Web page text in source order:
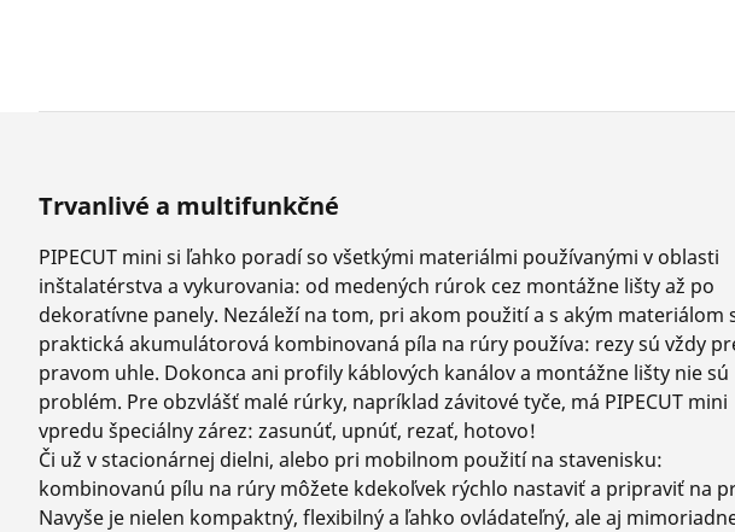
Trvanlivé a multifunkčné
PIPECUT mini si ľahko poradí so všetkými materiálmi používanými v oblasti
inštalatérstva a vykurovania: od medených rúrok cez montážne lišty až po
dekoratívne panely. Nezáleží na tom, pri akom použití a s akým materiálom
praktická akumulátorová kombinovaná píla na rúry používa: rezy sú vždy
pravom uhle. Dokonca ani profily káblových kanálov a montážne lišty nie sú
problém. Pre obzvlášť malé rúrky, napríklad závitové tyče, má PIPECUT mini
vpredu špeciálny zárez: zasunúť, upnúť, rezať, hotovo!
Či už v stacionárnej dielni, alebo pri mobilnom použití na stavenisku:
kombinovanú pílu na rúry môžete kdekoľvek rýchlo nastaviť a pripraviť na
Navyše je nielen kompaktný, flexibilný a ľahko ovládateľný, ale aj